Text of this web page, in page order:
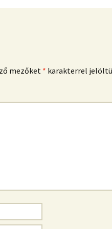
mezőket * karakterrel